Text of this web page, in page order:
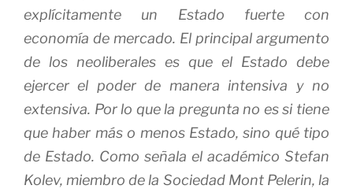
explícitamente un Estado fuerte con
economía de mercado. El principal argumento
de los neoliberales es que el Estado debe
ejercer el poder de manera intensiva y no
extensiva. Por lo que la pregunta no es si tiene
que haber más o menos Estado, sino qué tipo
de Estado. Como señala el académico Stefan
Kolev, miembro de la Sociedad Mont Pelerin, la